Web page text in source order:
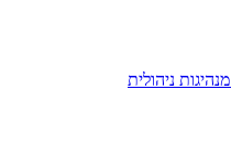
ניהולית